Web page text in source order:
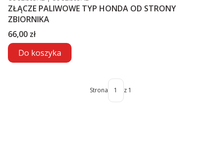
ZŁĄCZE PALIWOWE TYP HONDA OD STRONY
ZBIORNIKA
Cena
66,00 zł
Do koszyka
Strona z 1